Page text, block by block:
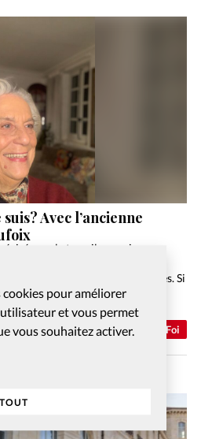
cookies pour améliorer
et vous permet
vous souhaitez activer.
Foi
Avec l’ancienne
sur le travail, soumise en
prochain, rassemble
et autorités ecclésiastiques. Si
pour la protection des…
Abonnés